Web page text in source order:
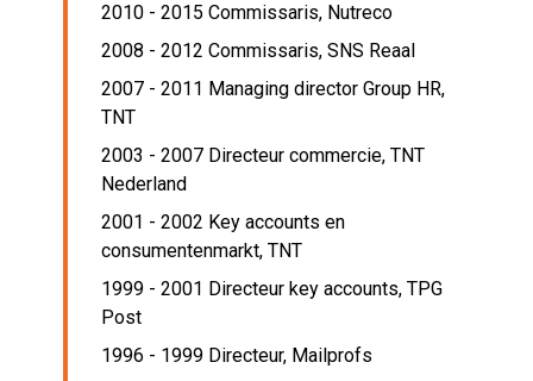
2010 - 2015 Commissaris, Nutreco
2008 - 2012 Commissaris, SNS Reaal
2007 - 2011 Managing director Group HR,
TNT
2003 - 2007 Directeur commercie, TNT
Nederland
2001 - 2002 Key accounts en
consumentenmarkt, TNT
1999 - 2001 Directeur key accounts, TPG
Post
1996 - 1999 Directeur, Mailprofs